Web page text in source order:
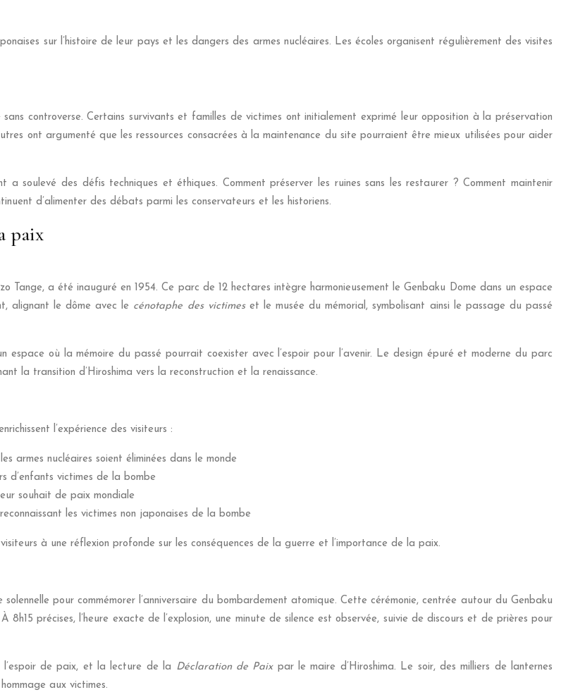
sur l’histoire de leur pays et les dangers des armes nucléaires. Les écoles organisent régulièrement des visites
controverse. Certains survivants et familles de victimes ont initialement exprimé leur opposition à la préservation
ont argumenté que les ressources consacrées à la maintenance du site pourraient être mieux utilisées pour aider
soulevé des défis techniques et éthiques. Comment préserver les ruines sans les restaurer ? Comment maintenir
d’alimenter des débats parmi les conservateurs et les historiens.
paix
Tange, a été inauguré en 1954. Ce parc de 12 hectares intègre harmonieusement le Genbaku Dome dans un espace
alignant le dôme avec le cénotaphe des victimes et le musée du mémorial, symbolisant ainsi le passage du passé
où la mémoire du passé pourrait coexister avec l’espoir pour l’avenir. Le design épuré et moderne du parc
la transition d’Hiroshima vers la reconstruction et la renaissance.
l’expérience des visiteurs :
armes nucléaires soient éliminées dans le monde
d’enfants victimes de la bombe
souhait de paix mondiale
les victimes non japonaises de la bombe
à une réflexion profonde sur les conséquences de la guerre et l’importance de la paix.
pour commémorer l’anniversaire du bombardement atomique. Cette cérémonie, centrée autour du Genbaku
précises, l’heure exacte de l’explosion, une minute de silence est observée, suivie de discours et de prières pour
l’espoir de paix, et la lecture de la Déclaration de Paix par le maire d’Hiroshima. Le soir, des milliers de lanternes
aux victimes.